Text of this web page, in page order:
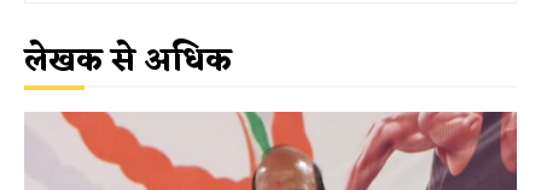
लेखक से अधिक